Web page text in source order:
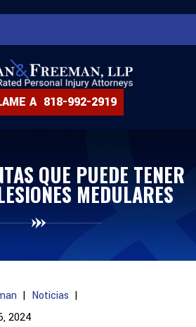
A 818-992-2919
QUE PUEDE TENER
MEDULARES
| Noticias |
2024